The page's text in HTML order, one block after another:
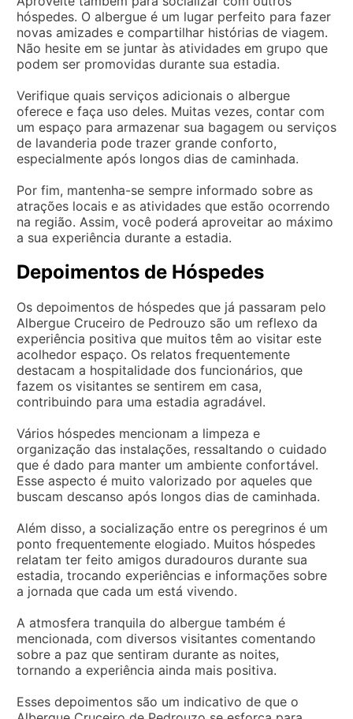
hóspedes. O albergue é um lugar perfeito para fazer
novas amizades e compartilhar histórias de viagem.
Não hesite em se juntar às atividades em grupo que
podem ser promovidas durante sua estadia.
Verifique quais serviços adicionais o albergue
oferece e faça uso deles. Muitas vezes, contar com
um espaço para armazenar sua bagagem ou serviços
de lavanderia pode trazer grande conforto,
especialmente após longos dias de caminhada.
Por fim, mantenha-se sempre informado sobre as
atrações locais e as atividades que estão ocorrendo
na região. Assim, você poderá aproveitar ao máximo
a sua experiência durante a estadia.
Depoimentos de Hóspedes
Os depoimentos de hóspedes que já passaram pelo
Albergue Cruceiro de Pedrouzo são um reflexo da
experiência positiva que muitos têm ao visitar este
acolhedor espaço. Os relatos frequentemente
destacam a hospitalidade dos funcionários, que
fazem os visitantes se sentirem em casa,
contribuindo para uma estadia agradável.
Vários hóspedes mencionam a limpeza e
organização das instalações, ressaltando o cuidado
que é dado para manter um ambiente confortável.
Esse aspecto é muito valorizado por aqueles que
buscam descanso após longos dias de caminhada.
Além disso, a socialização entre os peregrinos é um
ponto frequentemente elogiado. Muitos hóspedes
relatam ter feito amigos duradouros durante sua
estadia, trocando experiências e informações sobre
a jornada que cada um está vivendo.
A atmosfera tranquila do albergue também é
mencionada, com diversos visitantes comentando
sobre a paz que sentiram durante as noites,
tornando a experiência ainda mais positiva.
Esses depoimentos são um indicativo de que o